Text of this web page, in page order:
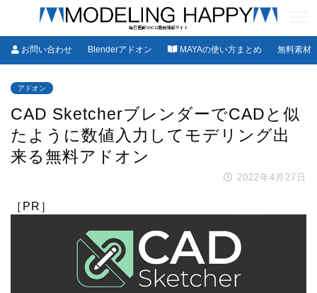
お問い合わせ Blenderアドオン MAYAの使い方まとめ 無料素材
アドオン
CAD SketcherブレンダーでCADと似
たように数値入力してモデリング出
来る無料アドオン
2022年4月27日
［PR］